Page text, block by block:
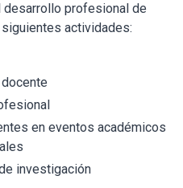
desarrollo profesional de
actividades:
en eventos académicos
investigación